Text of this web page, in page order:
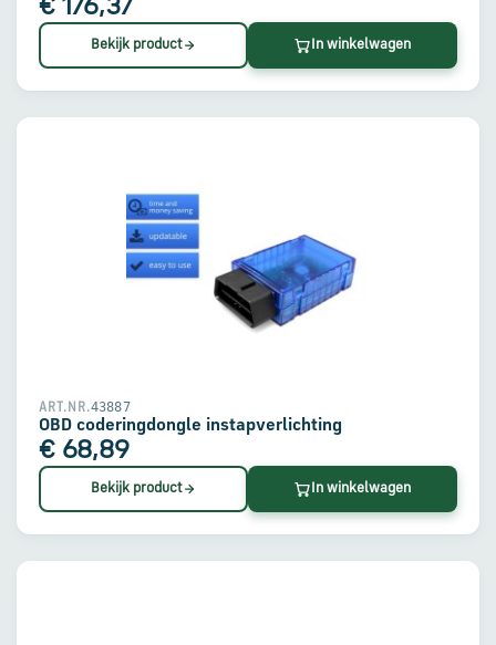
€ 176,37
Bekijk product In winkelwagen
ART.NR.43887
OBD coderingdongle instapverlichting
€ 68,89
Bekijk product In winkelwagen